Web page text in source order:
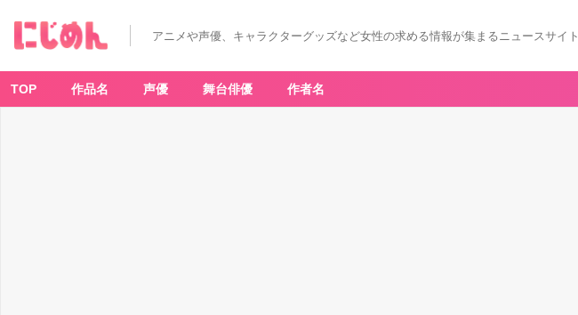
アニメや声優、キャラクターグッズなど女性の求める情報が集まるニュースサイト
TOP 作品名 声優 舞台俳優 作者名